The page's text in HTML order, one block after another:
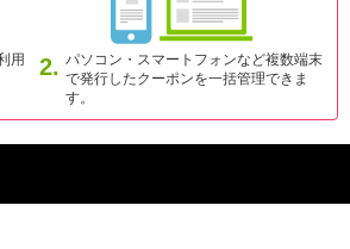
用
2. パソコン・スマートフォンなど複数端末
で発行したクーポンを一括管理できま
す。